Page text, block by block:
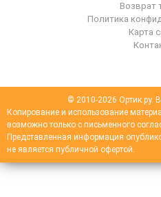
Возврат
Политика
Карта
© 2010-2026 Ортик.ру.
Копирование и использование
возможно только с письменного
Представленная информация
не является публичной офертой.